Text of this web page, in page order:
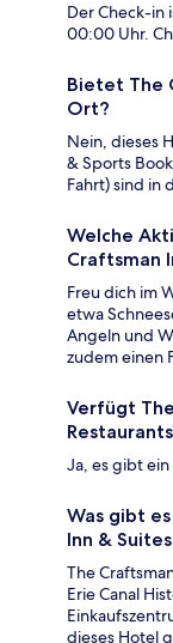
Der Check-in
00:00 Uhr.
Bietet The
Ort?
Nein, dieses
& Sports
Fahrt) sind in
Welche
Craftsman
Freu dich im
etwa
Angeln und
zudem einen
Verfügt
Ja, es gibt
Was gibt
Inn &
The
Erie Canal
dieses Hotel